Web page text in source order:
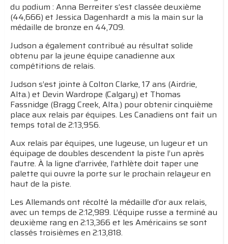
du podium : Anna Berreiter s’est classée deuxième
(44,666) et Jessica Dagenhardt a mis la main sur la
médaille de bronze en 44,709.
Judson a également contribué au résultat solide
obtenu par la jeune équipe canadienne aux
compétitions de relais.
Judson s’est jointe à Colton Clarke, 17 ans (Airdrie,
Alta.) et Devin Wardrope (Calgary) et Thomas
Fassnidge (Bragg Creek, Alta.) pour obtenir cinquième
place aux relais par équipes. Les Canadiens ont fait un
temps total de 2:13,956.
Aux relais par équipes, une lugeuse, un lugeur et un
équipage de doubles descendent la piste l’un après
l’autre. À la ligne d’arrivée, l’athlète doit taper une
palette qui ouvre la porte sur le prochain relayeur en
haut de la piste.
Les Allemands ont récolté la médaille d’or aux relais,
avec un temps de 2:12,989. L’équipe russe a terminé au
deuxième rang en 2:13,366 et les Américains se sont
classés troisièmes en 2:13,818.